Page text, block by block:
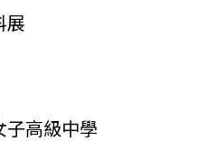
展
子高級中學